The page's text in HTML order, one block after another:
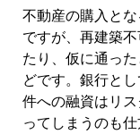
不動産の購入と
ですが、再建築
たり、仮に通っ
どです。銀行と
件への融資はリ
ってしまうのも